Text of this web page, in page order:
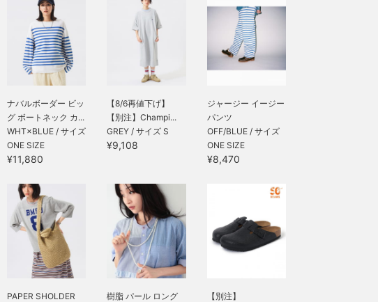
ナバルボーダー ビッ
グ ボートネック カ...
WHT×BLUE / サイズ
ONE SIZE
¥11,880
【8/6再値下げ】
【別注】Champi...
GREY / サイズ S
¥9,108
ジャージー イージー
パンツ
OFF/BLUE / サイズ
ONE SIZE
¥8,470
PAPER SHOLDER
樹脂 パール ロング
【別注】